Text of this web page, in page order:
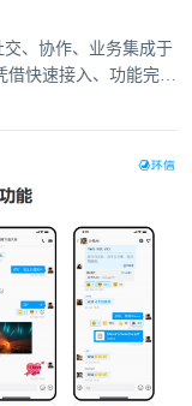
、协作、业务集成于
借快速接入、功能完
伴。